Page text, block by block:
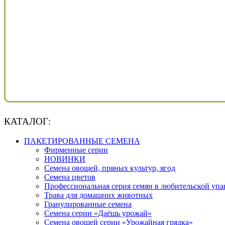
КАТАЛОГ:
ПАКЕТИРОВАННЫЕ СЕМЕНА
Фирменные серии
НОВИНКИ
Семена овощей, пряных культур, ягод
Семена цветов
Профессиональная серия семян в любительской
Трава для домашних животных
Гранулированные семена
Семена серии «Даёшь урожай»
Семена овощей серии «Урожайная грядка»